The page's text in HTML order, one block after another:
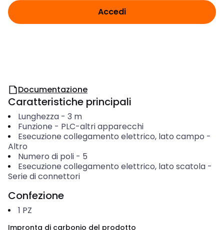
Accedi
Documentazione
Caratteristiche principali
Lunghezza- 3 m
Funzione - PLC-altri apparecchi
Esecuzione collegamento elettrico, lato campo -
Altro
Numero di poli- 5
Esecuzione collegamento elettrico, lato scatola-
Serie di connettori
Confezione
1 PZ
Impronta di carbonio del prodotto